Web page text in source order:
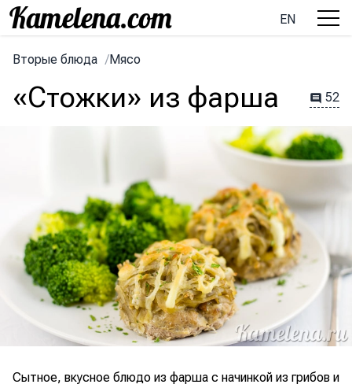
EN
Вторые блюда /Мясо
«Стожки» из фарша 52
Сытное, вкусное блюдо из фарша с начинкой из грибов и